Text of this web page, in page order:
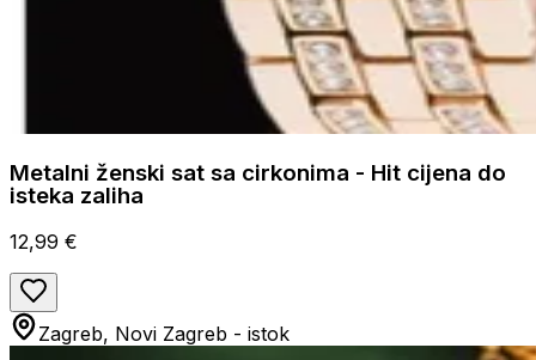
Metalni ženski sat sa cirkonima - Hit cijena do
isteka zaliha
12,99 €
Zagreb, Novi Zagreb - istok